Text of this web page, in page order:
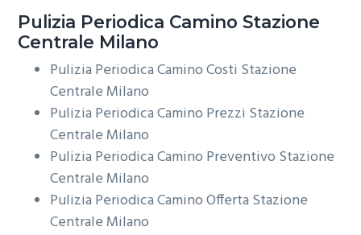
Pulizia Periodica Camino Stazione
Centrale Milano
Pulizia Periodica Camino Costi Stazione
Centrale Milano
Pulizia Periodica Camino Prezzi Stazione
Centrale Milano
Pulizia Periodica Camino Preventivo Stazione
Centrale Milano
Pulizia Periodica Camino Offerta Stazione
Centrale Milano